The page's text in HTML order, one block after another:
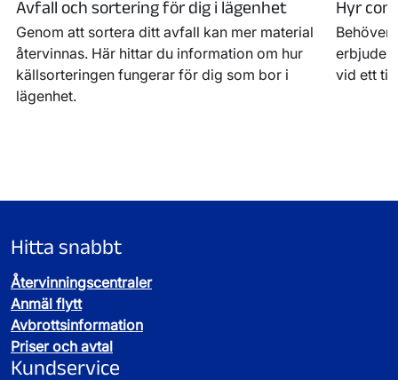
Avfall och sortering för dig i lägenhet
Genom att sortera ditt avfall kan mer material
återvinnas. Här hittar du information om hur
källsorteringen fungerar för dig som bor i
lägenhet.
Hyr
Behöver
erbjuder
vid ett
Hitta snabbt
Återvinningscentraler
Anmäl flytt
Avbrottsinformation
Priser och avtal
Kundservice